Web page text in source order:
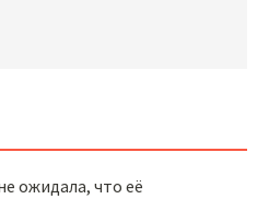
ожидала, что её